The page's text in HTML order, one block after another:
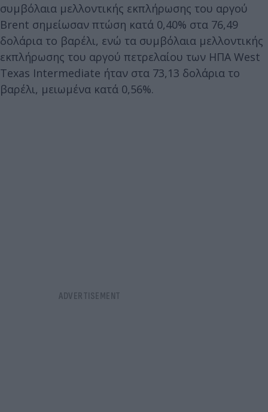
συμβόλαια μελλοντικής εκπλήρωσης του αργού
Brent σημείωσαν πτώση κατά 0,40% στα 76,49
δολάρια το βαρέλι, ενώ τα συμβόλαια μελλοντικής
εκπλήρωσης του αργού πετρελαίου των ΗΠΑ West
Texas Intermediate ήταν στα 73,13 δολάρια το
βαρέλι, μειωμένα κατά 0,56%.